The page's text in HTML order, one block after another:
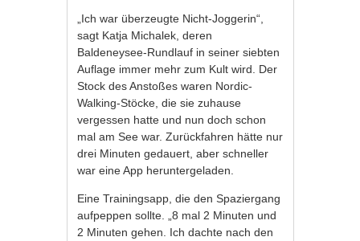
„Ich war überzeugte Nicht-Joggerin“,
sagt Katja Michalek, deren
Baldeneysee-Rundlauf in seiner siebten
Auflage immer mehr zum Kult wird. Der
Stock des Anstoßes waren Nordic-
Walking-Stöcke, die sie zuhause
vergessen hatte und nun doch schon
mal am See war. Zurückfahren hätte nur
drei Minuten gedauert, aber schneller
war eine App heruntergeladen.
Eine Trainingsapp, die den Spaziergang
aufpeppen sollte. „8 mal 2 Minuten und
2 Minuten gehen. Ich dachte nach den